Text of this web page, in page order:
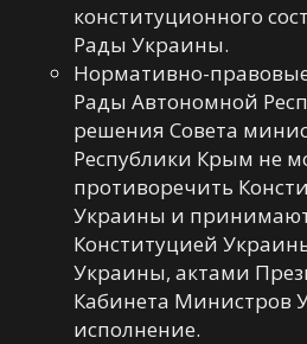
конституционного
Рады Украины.
Нормативно-
Рады Автономной
решения Совета
Республики Крым не
противоречить
Украины и
Конституцией
Украины, актами
Кабинета Министров
исполнение.